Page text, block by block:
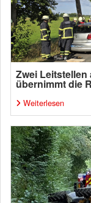
Zwei Leitstellen
übernimmt die
Weiterlesen